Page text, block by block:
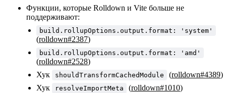
Функции, которые Rolldown и Vite больше не
поддерживают:
build.rollupOptions.output.format: 'system'
(rolldown#2387)
build.rollupOptions.output.format: 'amd'
(rolldown#2528)
Хук
shouldTransformCachedModule (rolldown#4389)
Хук
resolveImportMeta (rolldown#1010)